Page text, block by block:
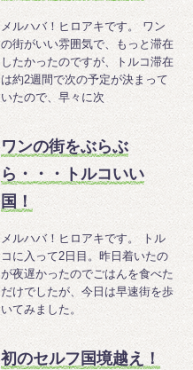
メルハバ！ヒロアキです。 ワン
の街がいい雰囲気で、もっと滞在
したかったのですが、トルコ滞在
は約2週間で次の予定が決まって
いたので、早々に次
ワンの街をぶらぶ
ら・・・トルコいい
国！
メルハバ！ヒロアキです。 トル
コに入って2日目。昨日着いたの
が夜遅かったのでごはんを食べた
だけでしたが、今日は早速街を歩
いてみました。
初のセルフ国境越え！